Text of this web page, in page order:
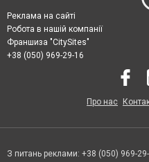
Реклама на сайті
Робота в нашій компанії
Франшиза "CitySites"
+38 (050) 969-29-16
Про нас
З питань реклами: +38 (050) 969-